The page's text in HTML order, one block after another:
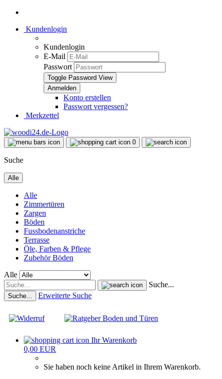
Kundenlogin
Kundenlogin
E-Mail
Passwort
Toggle Password View
Konto erstellen
Passwort vergessen?
Merkzettel
0
Suche
Alle
Alle
Zimmertüren
Zargen
Böden
Fussbodenanstriche
Terrasse
Öle, Farben & Pflege
Zubehör Böden
Alle
Suche...
Suche... Erweiterte Suche
Ihr Warenkorb
0,00 EUR
Sie haben noch keine Artikel in Ihrem Warenkorb.